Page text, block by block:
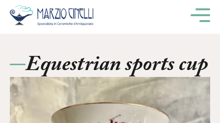
Equestrian sports cup